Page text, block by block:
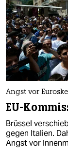
Angst vor
EU-
Brüssel
gegen Italien.
Angst vor